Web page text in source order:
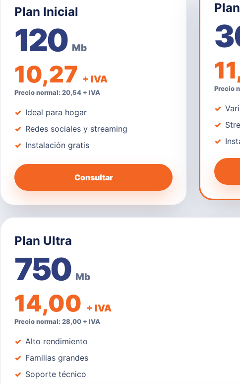
Plan Inicial
120 Mb
10,27 + IVA
Precio normal: 20,54 + IVA
Ideal para hogar
Redes sociales y streaming
Instalación gratis
Consultar
Precio
Plan Ultra
750 Mb
14,00 + IVA
Precio normal: 28,00 + IVA
Alto rendimiento
Familias grandes
Soporte técnico